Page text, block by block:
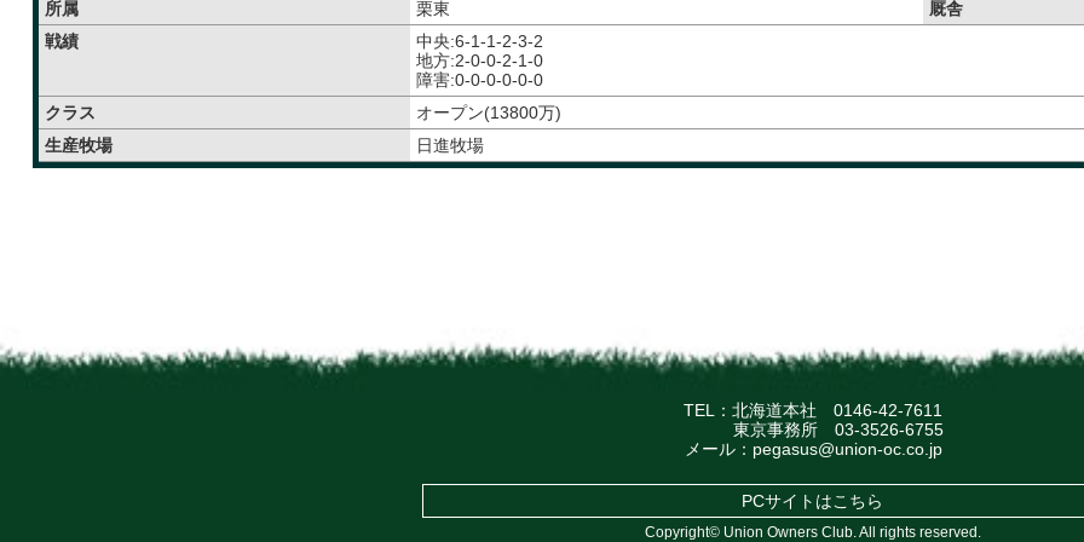
所属 栗東
厩舎
戦績
中央:6-1-1-2-3-2
地方:2-0-0-2-1-0
障害:0-0-0-0-0-0
クラス
オープン(13800万)
生産牧場
日進牧場
TEL：北海道本社 0146-42-7611
東京事務所 03-3526-6755
メール： pegasus@union-oc.co.jp
PCサイトはこちら
Copyright© Union Owners Club. All rights reserved.